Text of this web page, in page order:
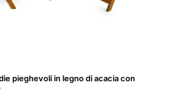
pieghevoli in legno di acacia con